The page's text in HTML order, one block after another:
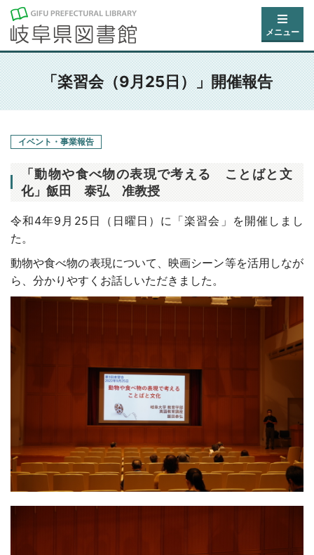
メニュー
「楽習会（9月25日）」開催報告
イベント・事業報告
「動物や食べ物の表現で考える ことばと文
化」飯田 泰弘 准教授
令和4年9月25日（日曜日）に「楽習会」を開催しまし
た。
動物や食べ物の表現について、映画シーン等を活用しなが
ら、 分かりやすくお話しいただきました。